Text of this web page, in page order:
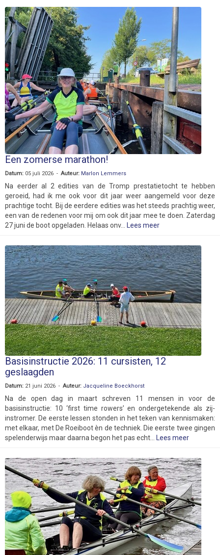
Een zomerse marathon!
Datum: 05 juli 2026 -Auteur: Marlon Lemmers
Na eerder al 2 edities van de Tromp prestatietocht te hebben
geroeid, had ik me ook voor dit jaar weer aangemeld voor deze
prachtige tocht. Bij de eerdere edities was het steeds prachtig weer,
een van de redenen voor mij om ook dit jaar mee te doen. Zaterdag
27 juni de boot opgeladen. Helaas onv...
Lees meer
Basisinstructie 2026: 11 cursisten, 12
geslaagden
Datum: 21 juni 2026 -Auteur: Jacqueline Boeckhorst
Na de open dag in maart schreven 11 mensen in voor de
basisinstructie: 10 ‘first time rowers’ en ondergetekende als zij-
instromer. De eerste lessen stonden in het teken van kennismaken:
met elkaar, met De Roeiboot èn de techniek. Die eerste twee gingen
spelenderwijs maar daarna begon het pas echt...
Lees meer